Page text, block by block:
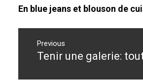
En blue jeans et blouson de
Navigation
l’article
Previous
Previous
Tenir une galerie: